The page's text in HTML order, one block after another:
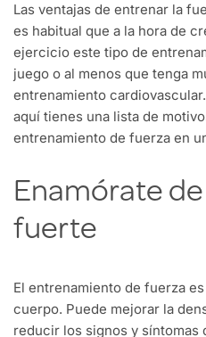
Las ventajas de entrenar la
es habitual que a la hora de
ejercicio este tipo de
juego o al menos que tenga
entrenamiento
aquí tienes una lista de
entrenamiento de fuerza en
Enamórate
fuerte
El entrenamiento de fuerza
cuerpo. Puede mejorar la
reducir los signos y